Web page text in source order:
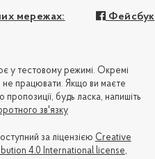
мережах: Фейсбук
у тестовому режимі. Окремі
не працювати. Якщо ви маєте
пропозиції, будь ласка, напишіть
зв'язку
за ліцензією Creative
4.0 International license,